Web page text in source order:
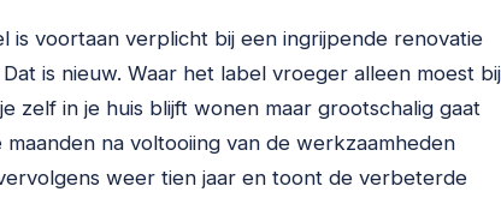
is voortaan verplicht bij een ingrijpende renovatie
is nieuw. Waar het label vroeger alleen moest bij
zelf in je huis blijft wonen maar grootschalig gaat
na voltooiing van de werkzaamheden
weer tien jaar en toont de verbeterde